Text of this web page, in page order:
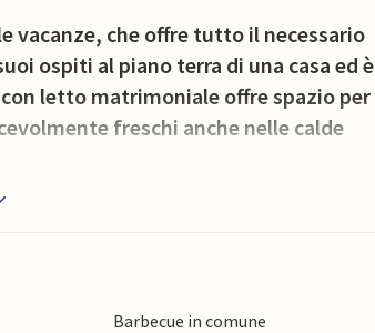
vacanze, che offre tutto il necessario
ospiti al piano terra di una casa ed è
letto matrimoniale offre spazio per
freschi anche nelle calde
e preparare deliziosi pasti sul
giornate all'insegna del divertimento
Barbecue in comune